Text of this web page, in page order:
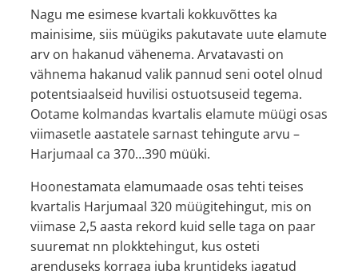
Nagu me esimese kvartali kokkuvõttes ka
mainisime, siis müügiks pakutavate uute elamute
arv on hakanud vähenema. Arvatavasti on
vähnema hakanud valik pannud seni ootel olnud
potentsiaalseid huvilisi ostuotsuseid tegema.
Ootame kolmandas kvartalis elamute müügi osas
viimasetle aastatele sarnast tehingute arvu –
Harjumaal ca 370…390 müüki.
Hoonestamata elamumaade osas tehti teises
kvartalis Harjumaal 320 müügitehingut, mis on
viimase 2,5 aasta rekord kuid selle taga on paar
suuremat nn plokktehingut, kus osteti
arenduseks korraga juba kruntideks jagatud